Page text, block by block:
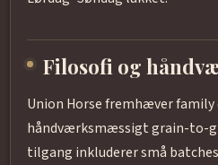
Filosofi og
Union Horse fremhæver
håndværksmæssigt grain-to-
tilgang inkluderer små